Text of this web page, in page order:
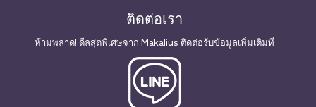
ติดต่อเรา
ห้ามพลาด! ดีลสุดพิเศษจาก Makalius ติดต่อรับข้อมูลเพิ่มเติมที่